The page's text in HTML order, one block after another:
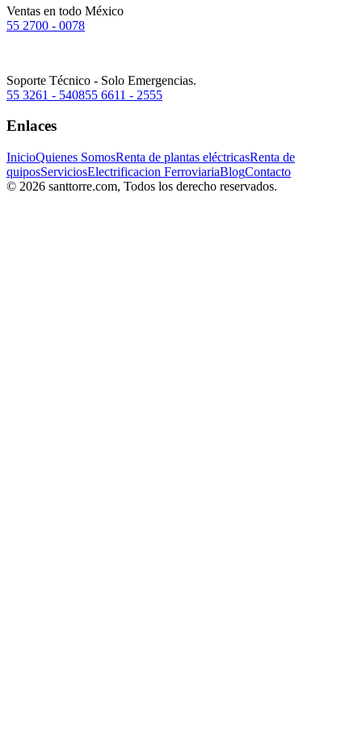
Ventas en todo México
55 2700 - 0078
Soporte Técnico - Solo Emergencias.
55 3261 - 540855 6611 - 2555
Enlaces
InicioQuienes SomosRenta de plantas eléctricasRenta de
quiposServiciosElectrificacion FerroviariaBlogContacto
© 2026 santtorre.com, Todos los derecho reservados.